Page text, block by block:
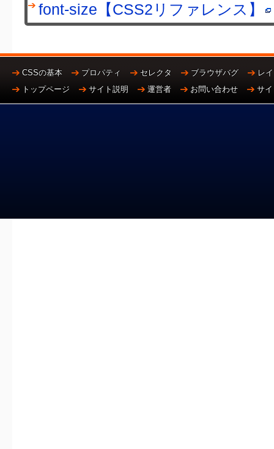
font-size【CSS2リファレンス】
CSSの基本 プロパティ セレクタ ブラウザバグ
レ
トップページ
サイト説明 運営者 お問い合わせ サ